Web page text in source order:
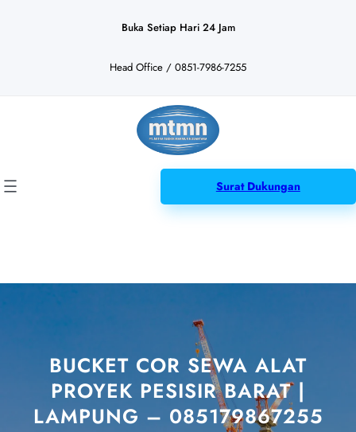
Buka Setiap Hari 24 Jam
Head Office / 0851-7986-7255
Surat Dukungan
BUCKET COR SEWA ALAT
PROYEK PESISIR BARAT |
LAMPUNG – 085179867255